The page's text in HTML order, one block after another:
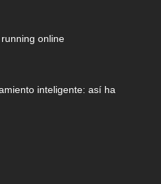
online
inteligente: así ha